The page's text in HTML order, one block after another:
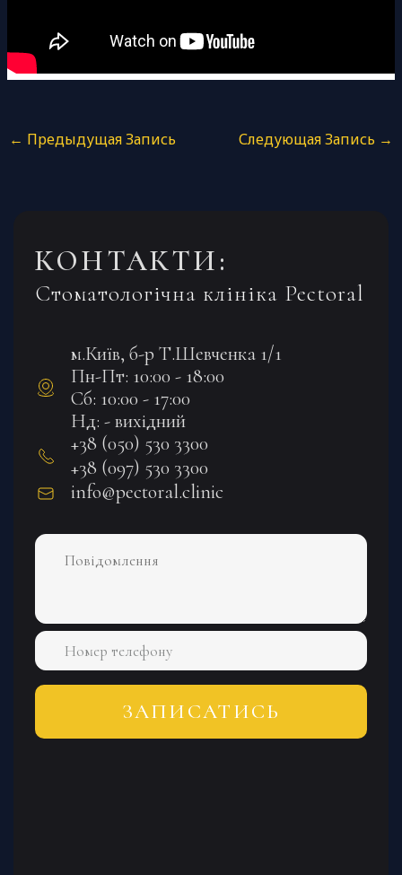
← Предыдущая Запись Следующая Запись →
КОНТАКТИ:
Стоматологічна клініка Pectoral
м.Київ, б-р Т.Шевченка 1/1
Пн-Пт: 10:00 - 18:00
Сб: 10:00 - 17:00
Нд: - вихідний
+38 (050) 530 3300
+38 (097) 530 3300
info@pectoral.clinic